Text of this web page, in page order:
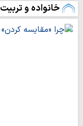
خانواده و تربیت